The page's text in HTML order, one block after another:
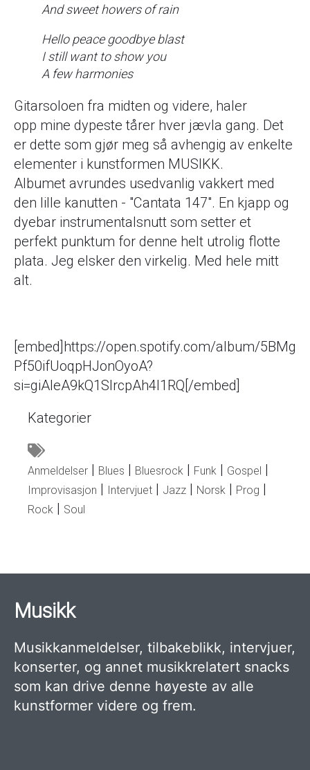
And sweet howers of rain
Hello peace goodbye blast
I still want to show you
A few harmonies
Gitarsoloen fra midten og videre, haler
opp mine dypeste tårer hver jævla gang. Det
er dette som gjør meg så avhengig av enkelte
elementer i kunstformen MUSIKK.
Albumet avrundes usedvanlig vakkert med
den lille kanutten - "Cantata 147". En kjapp og
dyebar instrumentalsnutt som setter et
perfekt punktum for denne helt utrolig flotte
plata. Jeg elsker den virkelig. Med hele mitt
alt.
[embed]https://open.spotify.com/album/5BMg
Pf50ifUoqpHJonOyoA?
si=giAleA9kQ1SIrcpAh4l1RQ[/embed]
Kategorier
Anmeldelser Blues Bluesrock Funk
Gospel
Improvisasjon
Intervjuet Jazz Norsk
Prog
Rock
Soul
Musikk
Musikkanmeldelser, tilbakeblikk, intervjuer,
konserter, og annet musikkrelatert snacks
som kan drive denne høyeste av alle
kunstformer videre og frem.